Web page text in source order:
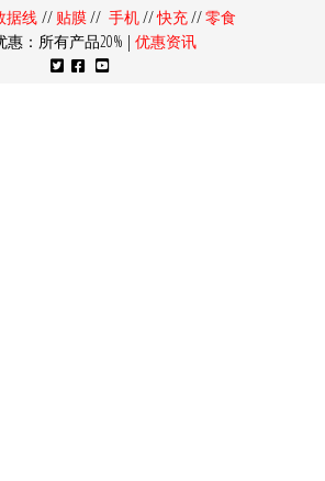
据线 // 贴膜// 手机//快充//零食
惠：所有产品20% | 优惠资讯